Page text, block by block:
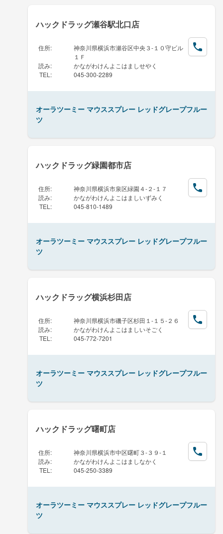
ハックドラッグ瀬谷駅北口店
住所:
神奈川県横浜市瀬谷区中央３-１０守ビル
１Ｆ
読み:
かながわけんよこはましせやく
TEL : 045-300-2289
オーラツーミー マウススプレー レッドグレープフルー
ツ
ハックドラッグ緑園都市店
住所:
神奈川県横浜市泉区緑園４-２-１７
読み:
かながわけんよこはましいずみく
TEL : 045-810-1489
オーラツーミー マウススプレー レッドグレープフルー
ツ
ハックドラッグ横浜杉田店
住所:
神奈川県横浜市磯子区杉田１-１５-２６
読み:
かながわけんよこはましいそごく
TEL : 045-772-7201
オーラツーミー マウススプレー レッドグレープフルー
ツ
ハックドラッグ曙町店
住所:
神奈川県横浜市中区曙町３-３９-１
読み:
かながわけんよこはましなかく
TEL : 045-250-3389
オーラツーミー マウススプレー レッドグレープフルー
ツ